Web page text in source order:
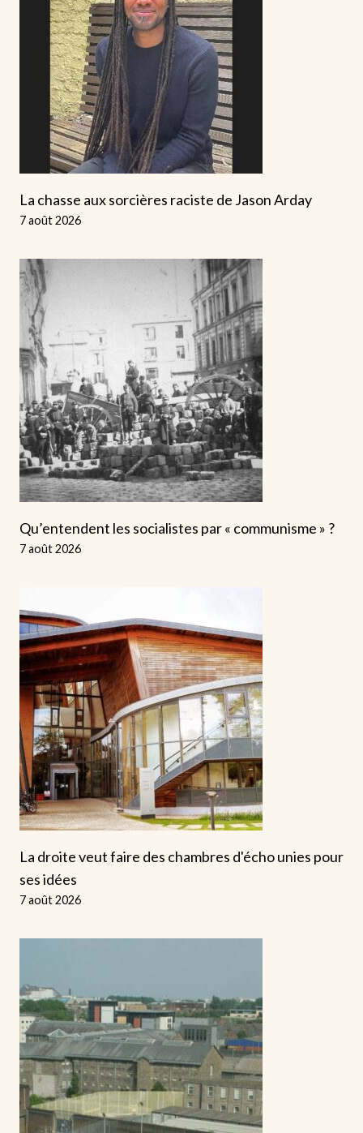
La chasse aux sorcières raciste de Jason Arday
7 août 2026
Qu’entendent les socialistes par « communisme » ?
7 août 2026
La droite veut faire des chambres d'écho unies pour
ses idées
7 août 2026